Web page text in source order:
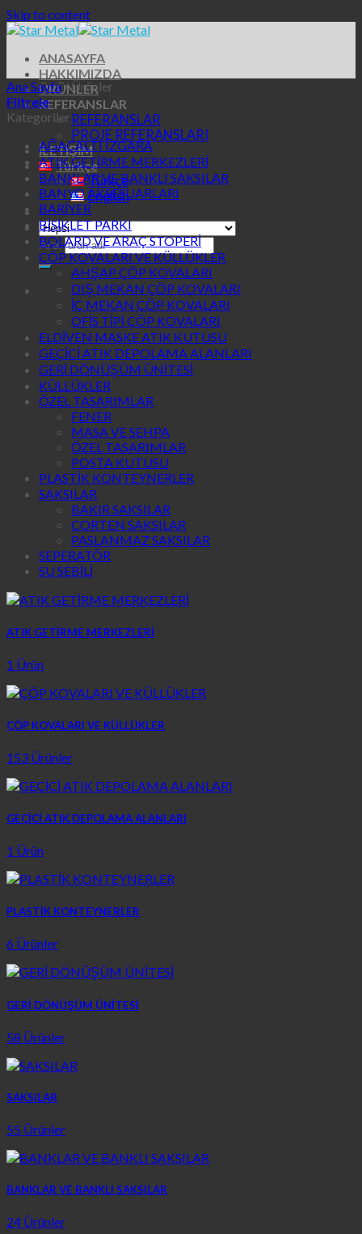
Skip to content
ANASAYFA
HAKKIMIZDA
ÜRÜNLER
REFERANSLAR
REFERANSLAR
PROJE REFERANSLARI
İLETİŞİM
Türkçe
Türkçe
English
Ara:
Ana Sayfa/Ürünler
Filtrele
Kategoriler
AĞAÇALTI IZGARA
ATIK GETİRME MERKEZLERİ
BANKLAR VE BANKLI SAKSILAR
BANYO AKSESUARLARI
BARİYER
BİSİKLET PARKI
BOLARD VE ARAÇ STOPERİ
ÇÖP KOVALARI VE KÜLLÜKLER
AHŞAP ÇÖP KOVALARI
DIŞ MEKAN ÇÖP KOVALARI
İÇ MEKAN ÇÖP KOVALARI
OFİS TİPİ ÇÖP KOVALARI
ELDİVEN MASKE ATIK KUTUSU
GEÇİCİ ATIK DEPOLAMA ALANLARI
GERİ DÖNÜŞÜM ÜNİTESİ
KÜLLÜKLER
ÖZEL TASARIMLAR
FENER
MASA VE SEHPA
ÖZEL TASARIMLAR
POSTA KUTUSU
PLASTİK KONTEYNERLER
SAKSILAR
BAKIR SAKSILAR
CORTEN SAKSILAR
PASLANMAZ SAKSILAR
SEPERATÖR
SU SEBİLİ
ATIK GETİRME MERKEZLERİ
1 Ürün
ÇÖP KOVALARI VE KÜLLÜKLER
153 Ürünler
GEÇİCİ ATIK DEPOLAMA ALANLARI
1 Ürün
PLASTİK KONTEYNERLER
6 Ürünler
GERİ DÖNÜŞÜM ÜNİTESİ
58 Ürünler
SAKSILAR
55 Ürünler
BANKLAR VE BANKLI SAKSILAR
24 Ürünler